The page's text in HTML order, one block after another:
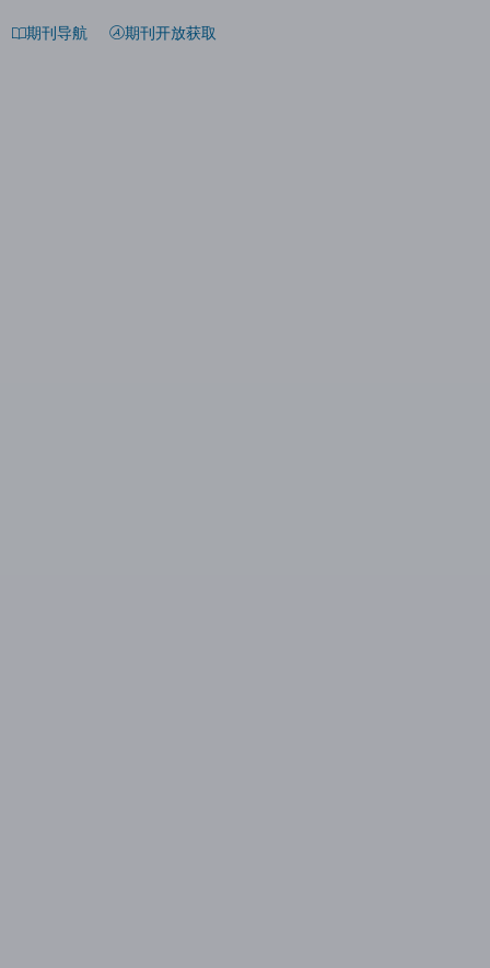
期刊导航 期刊开放获取